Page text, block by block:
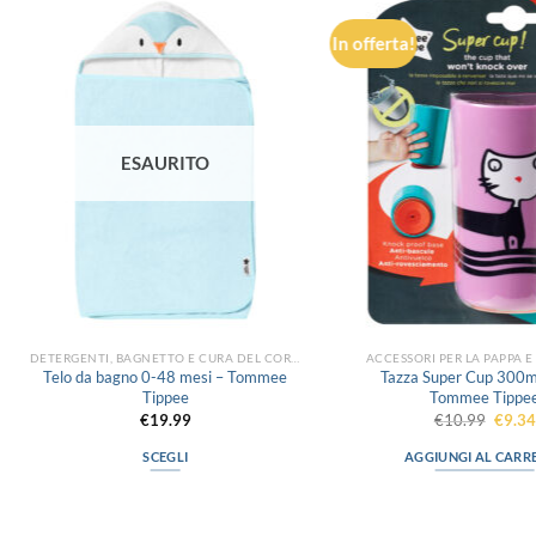
desideri
ESAURITO
Telo da bagno 0-48 mesi – Tommee
Tippee
€19.99
SCEGLI
In offerta!
ACCESSORI PER LA PAPPA
Tazza Super Cup
Tommee
€10.99 Il
era:
€9.34Il
AGGIUNGI AL